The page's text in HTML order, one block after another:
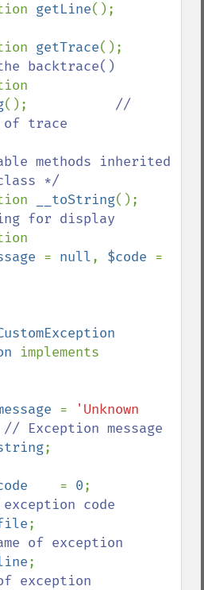
getLine
getTrace
backtrace()
(); //
of trace
*/
__toString
for display
= null, $code
=
'Unknown
// Exception message
= 0
code
of exception
exception